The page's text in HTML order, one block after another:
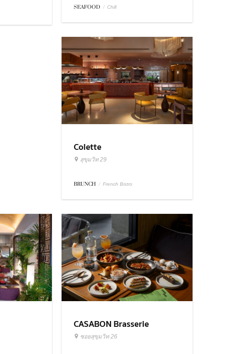
SEAFOOD / Chill
Colette
สุขุมวิท 29
BRUNCH / French Bistro
CASABON Brasserie
ซอยสุขุมวิท 26